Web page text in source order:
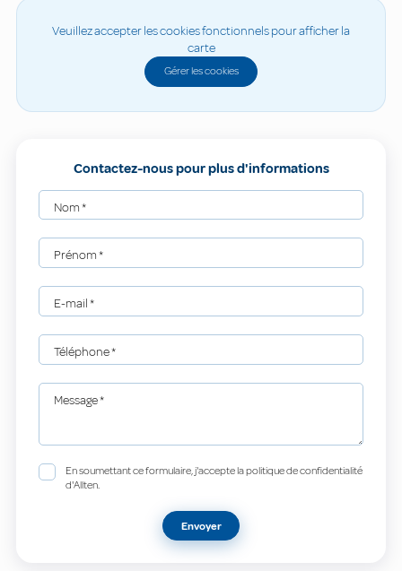
Veuillez accepter les cookies fonctionnels pour afficher la
carte
Gérer les cookies
Contactez-nous pour plus d'informations
Nom*
Prénom*
E-mail*
Téléphone*
Message*
En soumettant ce formulaire, j'accepte la politique de confidentialité
d'Allten.
Envoyer